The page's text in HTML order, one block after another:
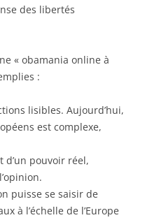
des libertés
« obamania online à
:
lisibles. Aujourd’hui,
est complexe,
d’un pouvoir réel,
puisse se saisir de
à l’échelle de l’Europe